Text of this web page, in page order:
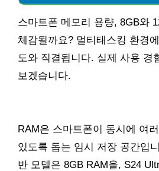
스마트폰 메모리 용량, 8GB와
체감될까요? 멀티태스킹 환경
도와 직결됩니다. 실제 사용 경
보겠습니다.
RAM은 스마트폰이 동시에 여
있도록 돕는 임시 저장 공간입
반 모델은 8GB RAM을, S24